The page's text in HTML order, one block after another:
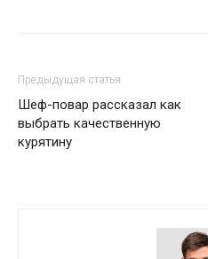
Предыдущая статья
Шеф-повар рассказал как
выбрать качественную
курятину